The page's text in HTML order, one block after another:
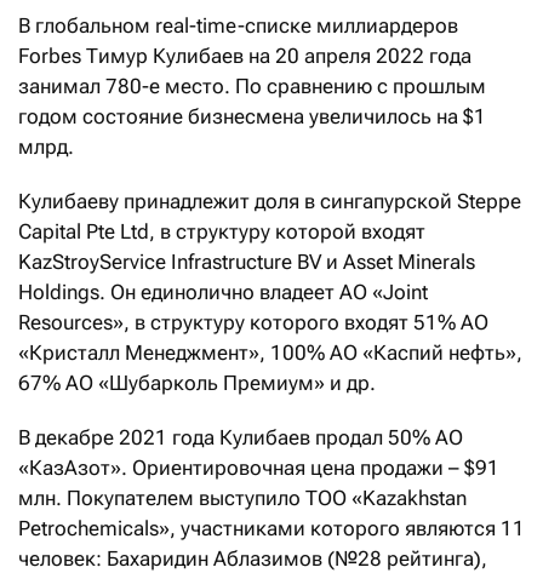
В глобальном real-time-списке миллиардеров
Forbes Тимур Кулибаев на 20 апреля 2022 года
занимал 780-е место. По сравнению с прошлым
годом состояние бизнесмена увеличилось на $1
млрд.
Кулибаеву принадлежит доля в сингапурской Steppe
Capital Pte Ltd, в структуру которой входят
KazStroyService Infrastructure BV и Asset Minerals
Holdings. Он единолично владеет АО «Joint
Resources», в структуру которого входят 51% АО
«Кристалл Менеджмент», 100% АО «Каспий нефть»,
67% АО «Шубарколь Премиум» и др.
В декабре 2021 года Кулибаев продал 50% АО
«КазАзот». Ориентировочная цена продажи – $91
млн. Покупателем выступило ТОО «Kazakhstan
Petrochemicals», участниками которого являются 11
человек: Бахаридин Аблазимов (№28 рейтинга),